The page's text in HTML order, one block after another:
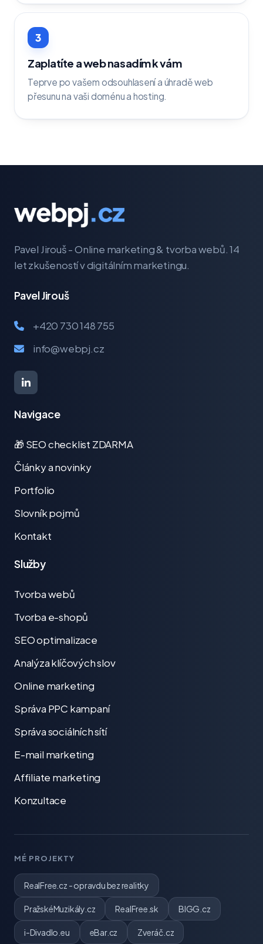
3
Zaplatíte a web nasadím k vám
Teprve po vašem odsouhlasení a úhradě web
přesunu na vaši doménu a hosting.
Pavel Jirouš - Online marketing & tvorba webů. 14
let zkušeností v digitálním marketingu.
Pavel Jirouš
+420 730 148 755
info@webpj.cz
Navigace
🎁 SEO checklist ZDARMA
Články a novinky
Portfolio
Slovník pojmů
Kontakt
Služby
Tvorba webů
Tvorba e-shopů
SEO optimalizace
Analýza klíčových slov
Online marketing
Správa PPC kampaní
Správa sociálních sítí
E-mail marketing
Affiliate marketing
Konzultace
MÉ PROJEKTY
RealFree.cz - opravdu bez realitky
PražskéMuzikály.cz RealFree.sk BIGG.cz
i-Divadlo.eu eBar.cz Zveráč.cz